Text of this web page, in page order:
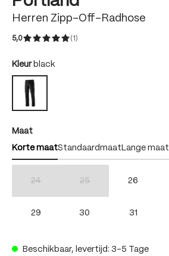
Herren Zipp-Off-Radhose
5,0 (1)
Kleurauswählen
black
black
Maatauswählen
Korte maatStandaardmaat Lange maat
24 25 26
29 30 31
Beschikbaar, levertijd: 3-5 Tage